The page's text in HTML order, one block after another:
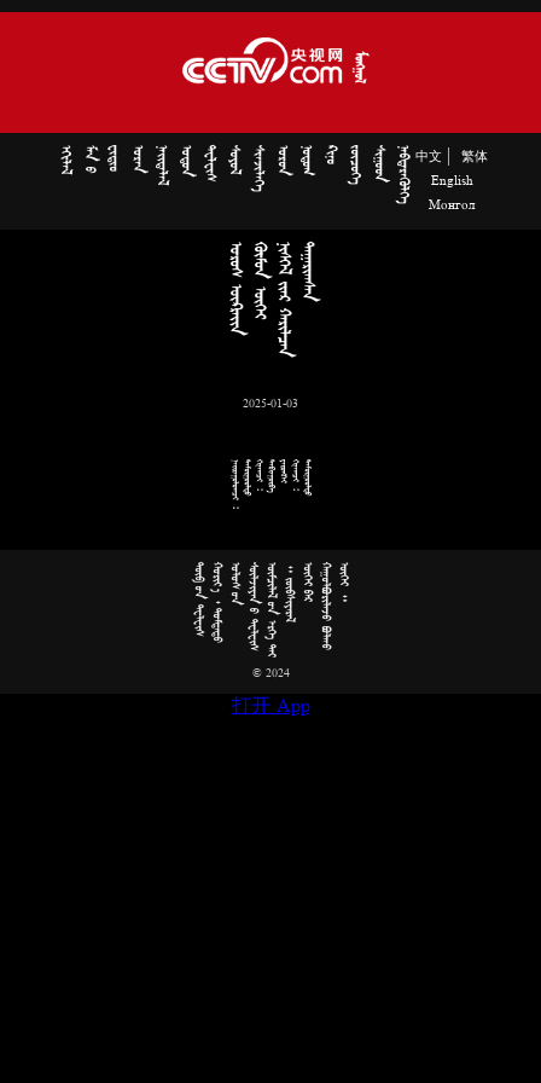
               中文
繁体
English
Монгол













































 
2025-01-03
    



























































































 
© 2024
打开 App